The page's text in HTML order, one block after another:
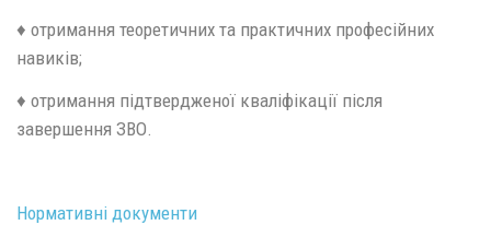
♦ отримання теоретичних та практичних професійних
навиків;
♦ отримання підтвердженої кваліфікації після
завершення ЗВО.
Нормативні документи